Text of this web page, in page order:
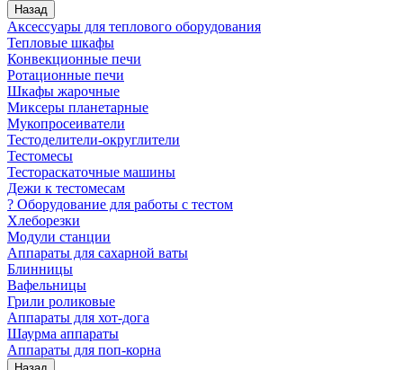
Назад
Аксессуары для теплового оборудования
Тепловые шкафы
Конвекционные печи
Ротационные печи
Шкафы жарочные
Миксеры планетарные
Мукопросеиватели
Тестоделители-округлители
Тестомесы
Тестораскаточные машины
Дежи к тестомесам
? Оборудование для работы с тестом
Хлеборезки
Модули станции
Аппараты для сахарной ваты
Блинницы
Вафельницы
Грили роликовые
Аппараты для хот-дога
Шаурма аппараты
Аппараты для поп-корна